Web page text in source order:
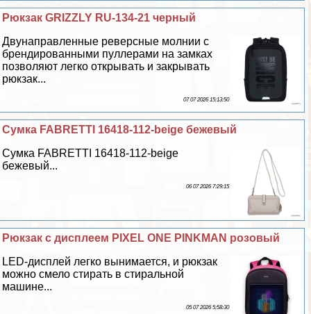
Рюкзак GRIZZLY RU-134-21 черный
Двунаправленные реверсные молнии с
брендированными пуллерами на замках
позволяют легко открывать и закрывать
рюкзак...
07 07 2026 15:13:50
Сумка FABRETTI 16418-112-beige бежевый
Сумка FABRETTI 16418-112-beige
бежевый...
06 07 2026 7:29:15
Рюкзак с дисплеем PIXEL ONE PINKMAN розовый
LED-дисплей легко вынимается, и рюкзак
можно смело стирать в стиральной
машине...
05 07 2026 5:58:30